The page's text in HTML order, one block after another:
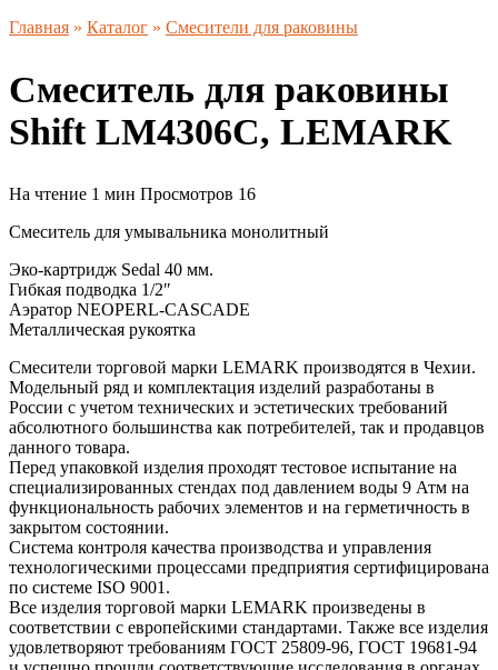
Главная » Каталог » Смесители для раковины
Смеситель для раковины
Shift LM4306C, LEMARK
На чтение 1 мин Просмотров 16
Смеситель для умывальника монолитный
Эко-картридж Sedal 40 мм.
Гибкая подводка 1/2″
Аэратор NEOPERL-CASCADE
Металлическая рукоятка
Смесители торговой марки LEMARK производятся в Чехии.
Модельный ряд и комплектация изделий разработаны в
России с учетом технических и эстетических требований
абсолютного большинства как потребителей, так и продавцов
данного товара.
Перед упаковкой изделия проходят тестовое испытание на
специализированных стендах под давлением воды 9 Атм на
функциональность рабочих элементов и на герметичность в
закрытом состоянии.
Система контроля качества производства и управления
технологическими процессами предприятия сертифицирована
по системе ISO 9001.
Все изделия торговой марки LEMARK произведены в
соответствии с европейскими стандартами. Также все изделия
удовлетворяют требованиям ГОСТ 25809-96, ГОСТ 19681-94